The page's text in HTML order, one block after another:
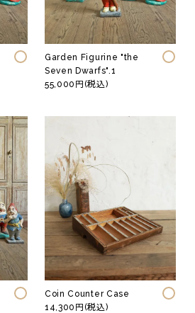
Garden Figurine "the
Seven Dwarfs".1
55,000円(税込)
Coin Counter Case
14,300円(税込)